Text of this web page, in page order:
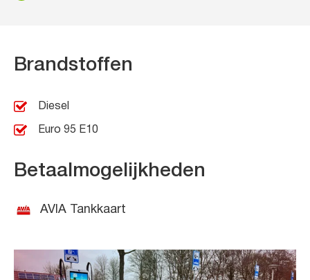
Brandstoffen
Diesel
Euro 95 E10
Betaalmogelijkheden
AVIA Tankkaart